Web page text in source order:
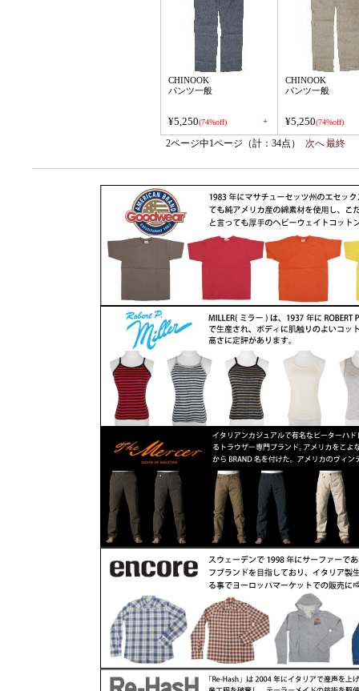
CHINOOK
パンツ一般
¥5,250(74%off) +
CHINOOK
パンツ一般
¥5,250(74%off)
2ページ中1ページ（計：34点） 次へ最終